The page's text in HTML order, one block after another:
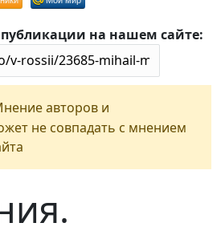
на нашем сайте:
авторов и
не совпадать с мнением